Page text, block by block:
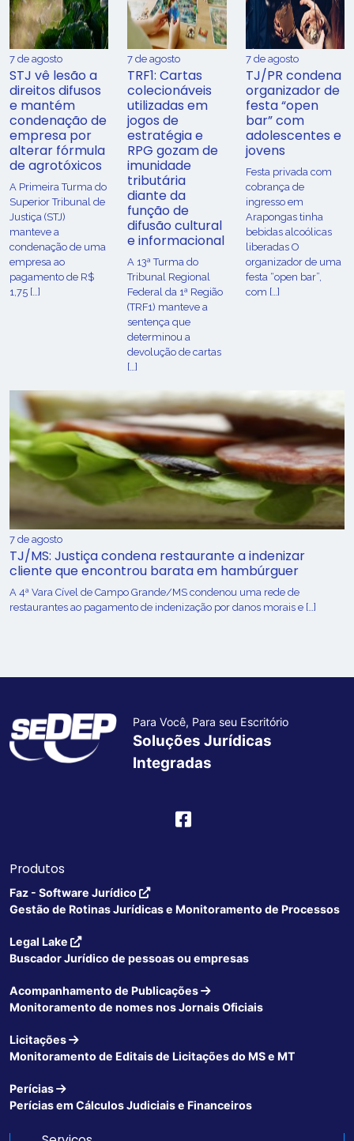
7 de agosto
STJ vê lesão a
direitos difusos
e mantém
condenação de
empresa por
alterar fórmula
de agrotóxicos
​A Primeira Turma do
Superior Tribunal de
Justiça (STJ)
manteve a
condenação de uma
empresa ao
pagamento de R$
1,75 […]
7 de agosto
TRF1: Cartas
colecionáveis
utilizadas em
jogos de
estratégia e
RPG gozam de
imunidade
tributária
diante da
função de
difusão cultural
e informacional
A 13ª Turma do
Tribunal Regional
Federal da 1ª Região
(TRF1) manteve a
sentença que
determinou a
devolução de cartas
[…]
7 de agosto
TJ/PR condena
organizador de
festa “open
bar” com
adolescentes e
jovens
Festa privada com
cobrança de
ingresso em
Arapongas tinha
bebidas alcoólicas
liberadas O
organizador de uma
festa “open bar”,
com […]
7 de agosto
TJ/MS: Justiça condena restaurante a indenizar
cliente que encontrou barata em hambúrguer
A 4ª Vara Cível de Campo Grande/MS condenou uma rede de
restaurantes ao pagamento de indenização por danos morais e […]
Para Você, Para seu Escritório
Soluções Jurídicas
Integradas
Produtos
Faz - Software Jurídico
Gestão de Rotinas Jurídicas e Monitoramento de Processos
Legal Lake
Buscador Jurídico de pessoas ou empresas
Acompanhamento de Publicações
Monitoramento de nomes nos Jornais Oficiais
Licitações
Monitoramento de Editais de Licitações do MS e MT
Perícias
Perícias em Cálculos Judiciais e Financeiros